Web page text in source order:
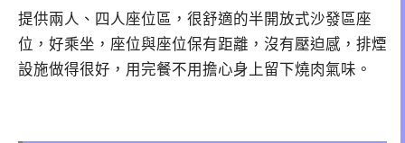
提供兩人、四人座位區，很舒適的半開放式沙發區座
位，好乘坐，座位與座位保有距離，沒有壓迫感，排煙
設施做得很好，用完餐不用擔心身上留下燒肉氣味。